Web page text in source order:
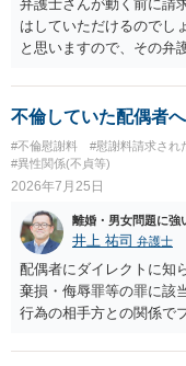
弁護士さんが動く前に請
はしていただけるのでし
と思いますので、その弁
不倫していた配偶者
#不倫慰謝料 #慰謝料請求され
#異性関係(不貞等)
2026年7月25日
離婚・男女問題に強
井上 祐司 弁護士
配偶者にダイレクトに知
棄損・侮辱罪等の罪に該
行為の相手方との関係で
ため、弁護士としては推